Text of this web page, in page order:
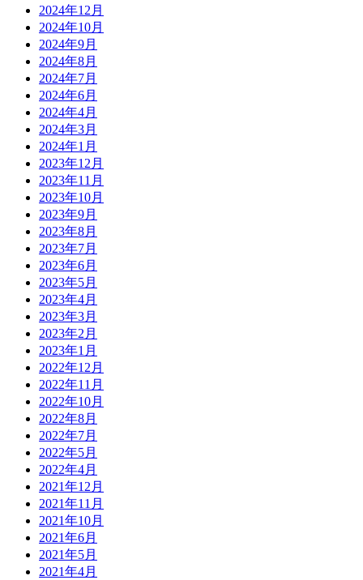
2024年12月
2024年10月
2024年9月
2024年8月
2024年7月
2024年6月
2024年4月
2024年3月
2024年1月
2023年12月
2023年11月
2023年10月
2023年9月
2023年8月
2023年7月
2023年6月
2023年5月
2023年4月
2023年3月
2023年2月
2023年1月
2022年12月
2022年11月
2022年10月
2022年8月
2022年7月
2022年5月
2022年4月
2021年12月
2021年11月
2021年10月
2021年6月
2021年5月
2021年4月